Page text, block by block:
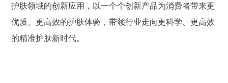
护肤领域的创新应用，以一个个创新产品为消费者带来更
优质、更高效的护肤体验，带领行业走向更科学、更高效
的精准护肤新时代。